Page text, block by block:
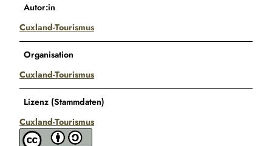
Autor:in
Cuxland-Tourismus
Organisation
Cuxland-Tourismus
Lizenz (Stammdaten)
Cuxland-Tourismus